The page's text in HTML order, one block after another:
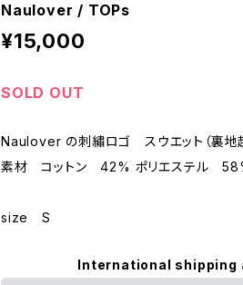
Naulover / TOPs
¥15,000
SOLD OUT
Naulover の刺繡ロゴ スウエット（裏地
素材 コットン 42% ポリエステル
size S
International shipping